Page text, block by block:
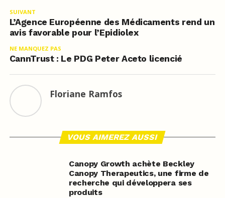
SUIVANT
L’Agence Européenne des Médicaments rend un
avis favorable pour l’Epidiolex
NE MANQUEZ PAS
CannTrust : Le PDG Peter Aceto licencié
Floriane Ramfos
VOUS AIMEREZ AUSSI
Canopy Growth achète Beckley
Canopy Therapeutics, une firme de
recherche qui développera ses
produits